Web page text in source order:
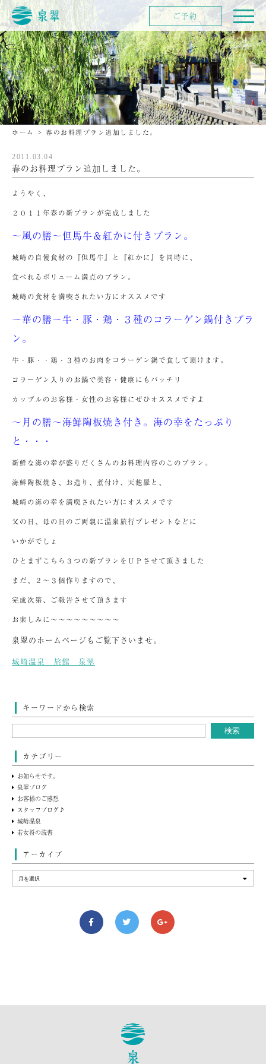
ホーム > 春のお料理プラン追加しました。
2011.03.04
春のお料理プラン追加しました。
ようやく、
２０１１年春の新プランが完成しました
～風の膳～但馬牛＆紅かに付きプラン。
城崎の自慢食材の『但馬牛』と『紅かに』を同時に、
食べれるボリューム満点のプラン。
城崎の食材を満喫されたい方にオススメです
～華の膳～牛・豚・鶏・３種のコラーゲン鍋付きプラ
ン。
牛・豚・・鶏・３種のお肉をコラーゲン鍋で食して頂けます。
コラーゲン入りのお鍋で美容・健康にもバッチリ
カップルのお客様・女性のお客様にぜひオススメですよ
～月の膳～海鮮陶板焼き付き。海の幸をたっぷり
と・・・
新鮮な海の幸が盛りだくさんのお料理内容のこのプラン。
海鮮陶板焼き、お造り、煮付け、天麩羅と、
城崎の海の幸を満喫されたい方にオススメです
父の日、母の日のご両親に温泉旅行プレゼントなどに
いかがでしょ
ひとまずこちら３つの新プランをＵＰさせて頂きました
まだ、２～３個作りますので、
完成次第、ご報告させて頂きます
お楽しみに～～～～～～～～～
泉翠のホームページもご覧下さいませ。
城崎温泉 旅館 泉翠
キーワードから検索
カテゴリー
お知らせです。
泉翠ブログ
お客様のご感想
スタッフブログ♪
城崎温泉
若女将の読書
アーカイブ
ご予約